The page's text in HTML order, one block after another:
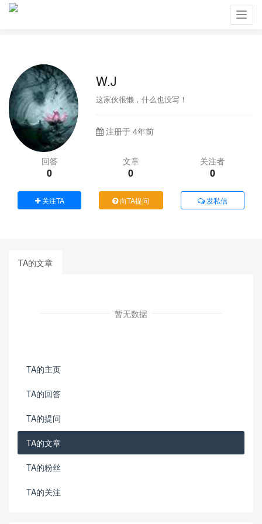
W.J
这家伙很懒，什么也没写！
注册于 4年前
回答
0
文章
0
关注者
0
关注TA 向TA提问 发私信
TA的文章
暂无数据
TA的主页
TA的回答
TA的提问
TA的文章
TA的粉丝
TA的关注